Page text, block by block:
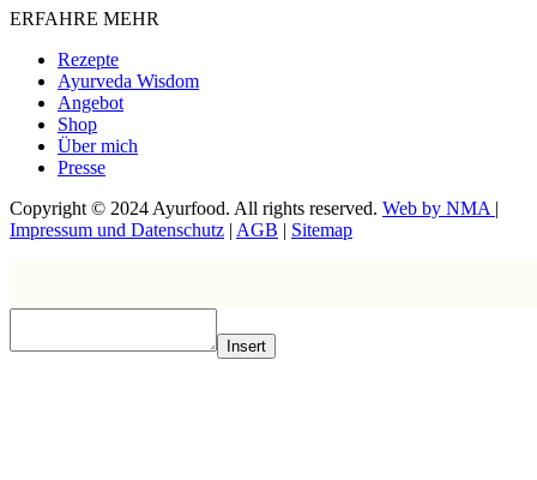
ERFAHRE MEHR
Rezepte
Ayurveda Wisdom
Angebot
Shop
Über mich
Presse
Copyright © 2024 Ayurfood. All rights reserved. Web by NMA |
Impressum und Datenschutz | AGB | Sitemap
Insert